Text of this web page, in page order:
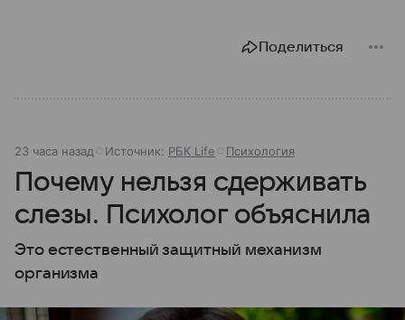
Поделиться
23 часа назад Источник: РБК Life Психология
Почему нельзя сдерживать
слезы. Психолог объяснила
Это естественный защитный механизм
организма